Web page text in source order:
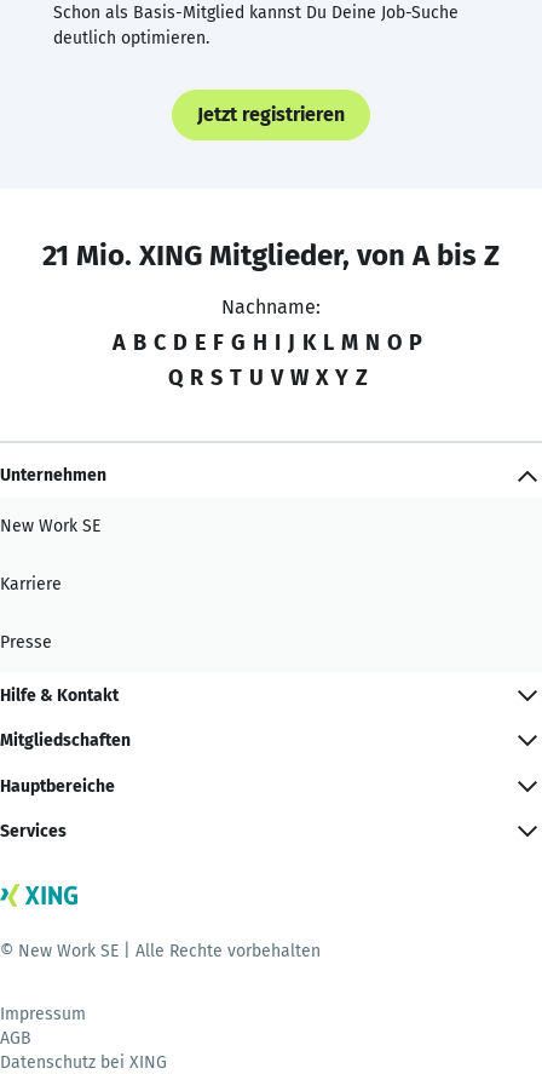
Schon als Basis-Mitglied kannst Du Deine Job-Suche
deutlich optimieren.
Jetzt registrieren
21 Mio. XING Mitglieder, von A bis Z
Nachname:
A B C D E F G H I J K L M N O P
Q R S T U V W X Y Z
Unternehmen
New Work SE
Karriere
Presse
Hilfe & Kontakt
Mitgliedschaften
Hauptbereiche
Services
© New Work SE | Alle Rechte vorbehalten
Impressum
AGB
Datenschutz bei XING